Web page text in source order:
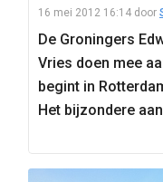
16 mei 2012 16:14 door
De Groningers
Vries doen mee
begint in
Het bijzondere